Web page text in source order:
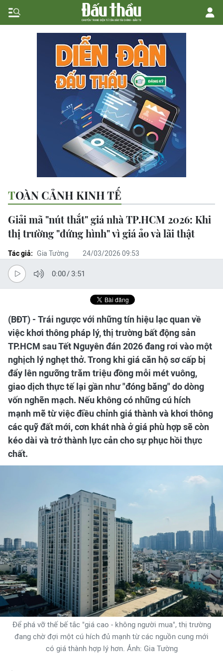
TOÀN CẢNH KINH TẾ
Giải mã "nút thắt" giá nhà TP.HCM 2026: Khi
thị trường "đứng hình" vì giá ảo và lãi thật
Tác giả: Gia Tường 24/03/2026 09:53
0:00/3:51
(BĐT) - Trái ngược với những tín hiệu lạc quan về
việc khơi thông pháp lý, thị trường bất động sản
TP.HCM sau Tết Nguyên đán 2026 đang rơi vào một
nghịch lý nghẹt thở. Trong khi giá căn hộ sơ cấp bị
đẩy lên ngưỡng trăm triệu đồng mỗi mét vuông,
giao dịch thực tế lại gần như "đóng băng" do dòng
vốn nghẽn mạch. Nếu không có những cú hích
mạnh mẽ từ việc điều chỉnh giá thành và khơi thông
các quỹ đất mới, cơn khát nhà ở giá phù hợp sẽ còn
kéo dài và trở thành lực cản cho sự phục hồi thực
chất.
Để phá vỡ thế bế tắc "giá cao - không người mua", thị trường
đang chờ đợi một cú hích đủ mạnh từ các nguồn cung mới
có giá thành hợp lý hơn. Ảnh: Gia Tường